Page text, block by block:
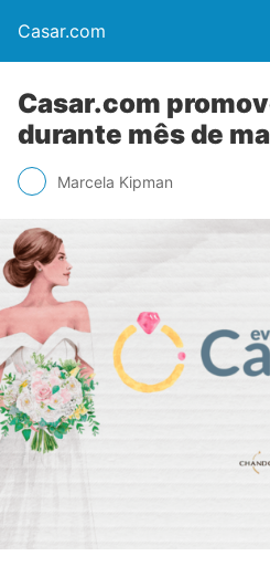
Casar.com
Casar.com
durante mês de
Marcela Kipman